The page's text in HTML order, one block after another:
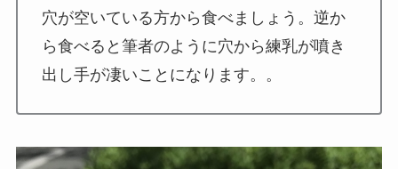
穴が空いている方から食べましょう。逆か
ら食べると筆者のように穴から練乳が噴き
出し手が凄いことになります。。